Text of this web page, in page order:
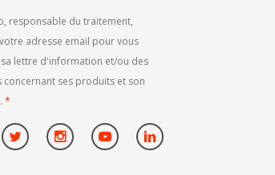
responsable du traitement,
adresse email pour vous
lettre d'information et/ou des
concernant ses produits et son
*